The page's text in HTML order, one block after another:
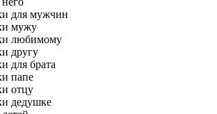
для мужчин
мужу
любимому
другу
для брата
папе
отцу
дедушке